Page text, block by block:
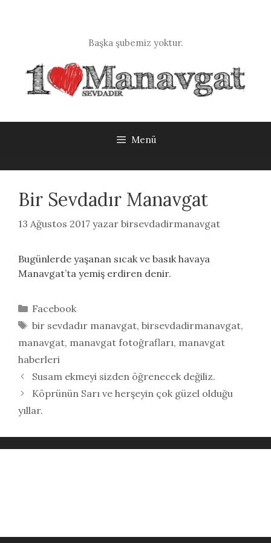
Başka şubemiz yoktur.
Menü
Bir Sevdadır Manavgat
13 Ağustos 2017 yazar birsevdadirmanavgat
Bugünlerde yaşanan sıcak ve basık havaya
Manavgat’ta yemiş erdiren denir.
Kategoriler
Facebook
Etiketler
bir sevdadır manavgat, birsevdadirmanavgat,
manavgat, manavgat fotoğrafları, manavgat
haberleri
Susam ekmeyi sizden öğrenecek değiliz.
Köprünün Sarı ve herşeyin çok güzel olduğu
yıllar.